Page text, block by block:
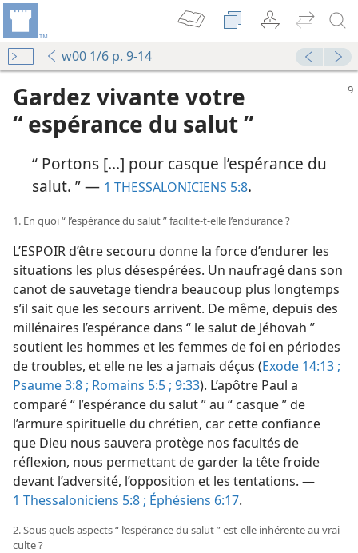
w00 1/6 p. 9-14
Gardez vivante votre
“ espérance du salut ”
“ Portons [...] pour casque l’espérance du
salut. ” — 1 THESSALONICIENS 5:8.
1. En quoi “ l’espérance du salut ” facilite-​t-​elle l’endurance ?
L’ESPOIR d’être secouru donne la force d’endurer les
situations les plus désespérées. Un naufragé dans son
canot de sauvetage tiendra beaucoup plus longtemps
s’il sait que les secours arrivent. De même, depuis des
millénaires l’espérance dans “ le salut de Jéhovah ”
soutient les hommes et les femmes de foi en périodes
de troubles, et elle ne les a jamais déçus (Exode 14:13 ;
Psaume 3:8 ; Romains 5:5 ; 9:33). L’apôtre Paul a
comparé “ l’espérance du salut ” au “ casque ” de
l’armure spirituelle du chrétien, car cette confiance
que Dieu nous sauvera protège nos facultés de
réflexion, nous permettant de garder la tête froide
devant l’adversité, l’opposition et les tentations. —
1 Thessaloniciens 5:8 ; Éphésiens 6:17.
2. Sous quels aspects “ l’espérance du salut ” est-​elle inhérente au vrai
culte ?